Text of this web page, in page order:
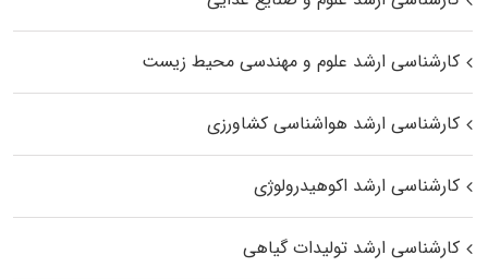
کارشناسی ارشد علوم و مهندسی محیط زیست
کارشناسی ارشد هواشناسی کشاورزی
کارشناسی ارشد اکوهیدرولوژی
کارشناسی ارشد تولیدات گیاهی